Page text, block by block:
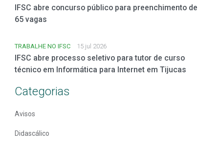
IFSC abre concurso público para preenchimento de
65 vagas
TRABALHE NO IFSC 15 jul 2026
IFSC abre processo seletivo para tutor de curso
técnico em Informática para Internet em Tijucas
Categorias
Avisos
Didascálico